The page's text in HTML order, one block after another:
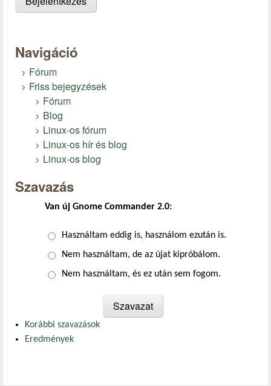
Navigáció
Fórum
Friss bejegyzések
Fórum
Blog
Linux-os fórum
Linux-os hír és blog
Linux-os blog
Szavazás
Van új Gnome Commander 2.0:
Választások
Használtam eddig is, használom ezután is.
Nem használtam, de az újat kipróbálom.
Nem használtam, és ez után sem fogom.
Korábbi szavazások
Eredmények